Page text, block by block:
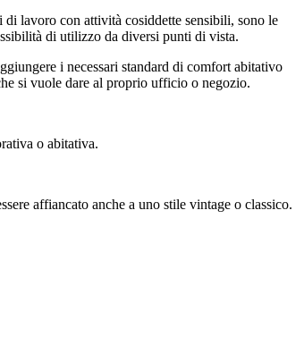
lavoro con attività cosiddette sensibili, sono le
di utilizzo da diversi punti di vista.
i necessari standard di comfort abitativo
si vuole dare al proprio ufficio o negozio.
o abitativa.
affiancato anche a uno stile vintage o classico.